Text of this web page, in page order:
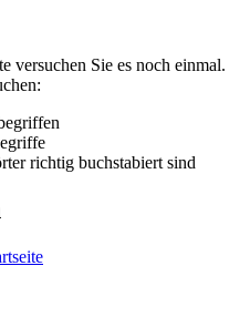
versuchen Sie es noch einmal.
richtig buchstabiert sind